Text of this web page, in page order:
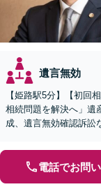
遺言無効
【姫路駅5分】【初回
相続問題を解決へ」遺
成、遺言無効確認訴訟
電話でお問